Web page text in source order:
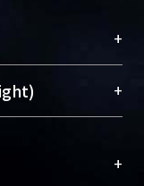
researcher
integrates the
“Academic
+
取用性的社會運
著作公開供使
提升研究影響
+
，或由第三方贊
+